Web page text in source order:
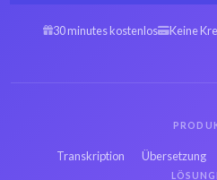
Französisch GSM zu
Text
30 minutes kostenlos Keine
Transkription Übersetzung